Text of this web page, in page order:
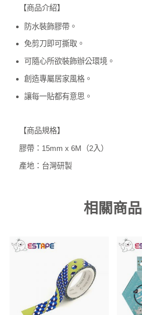
【商品介紹】
防水裝飾膠帶。
免剪刀即可撕取。
可隨心所欲裝飾辦公環境。
創造專屬居家風格。
讓每一貼都有意思。
【商品規格】
膠帶：15mm x 6M（2入）
產地：台灣研製
相關商品